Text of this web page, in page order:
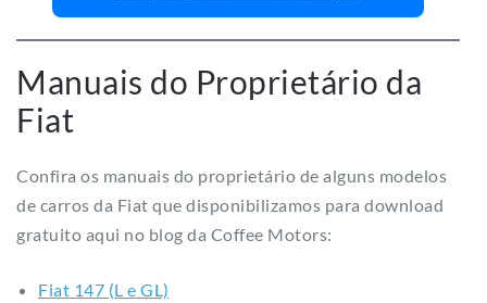
Manuais do Proprietário da
Fiat
Confira os manuais do proprietário de alguns modelos
de carros da Fiat que disponibilizamos para download
gratuito aqui no blog da Coffee Motors:
Fiat 147 (L e GL)